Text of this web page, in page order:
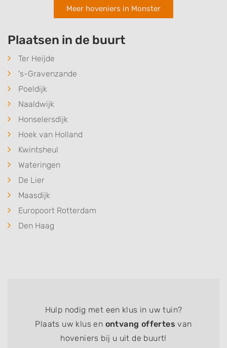
Meer hoveniers in Monster
Plaatsen in de buurt
Ter Heijde
's-Gravenzande
Poeldijk
Naaldwijk
Honselersdijk
Hoek van Holland
Kwintsheul
Wateringen
De Lier
Maasdijk
Europoort Rotterdam
Den Haag
Hulp nodig met een klus in uw tuin?
Plaats uw klus en ontvang offertes van
hoveniers bij u uit de buurt!